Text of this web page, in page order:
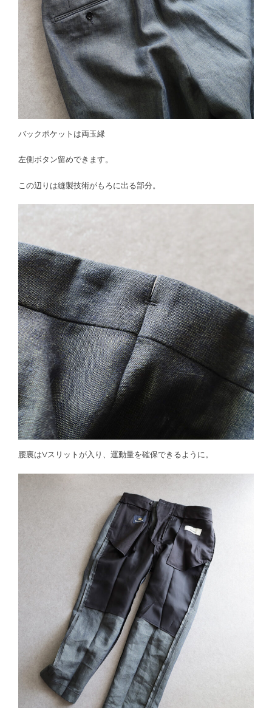
バックポケットは両玉縁
左側ボタン留めできます。
この辺りは縫製技術がもろに出る部分。
腰裏はVスリットが入り、運動量を確保できるように。